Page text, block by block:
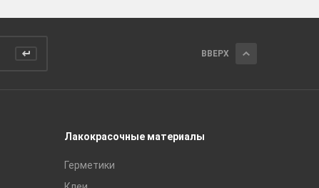
ВВЕРХ
Лакокрасочные материалы
Герметики